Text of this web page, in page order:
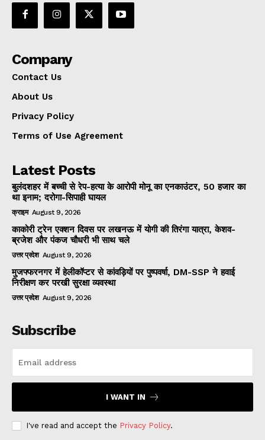
Company
Contact Us
About Us
Privacy Policy
Terms of Use Agreement
Latest Posts
बुलंदशहर में बच्ची से रेप-हत्या के आरोपी मोनू का एनकाउंटर, 50 हजार का
था इनाम; दरोगा-सिपाही घायल
क्राइम August 9, 2026
काकोरी ट्रेन एक्शन दिवस पर लखनऊ में योगी की तिरंगा यात्रा, केशव-
ब्रजेश और पंकज चौधरी भी साथ चले
उत्तर प्रदेश August 9, 2026
मुजफ्फरनगर में हेलीकॉप्टर से कांवड़ियों पर पुष्पवर्षा, DM-SSP ने हवाई
निरीक्षण कर परखी सुरक्षा व्यवस्था
उत्तर प्रदेश August 9, 2026
Subscribe
I WANT IN
I've read and accept the Privacy Policy.